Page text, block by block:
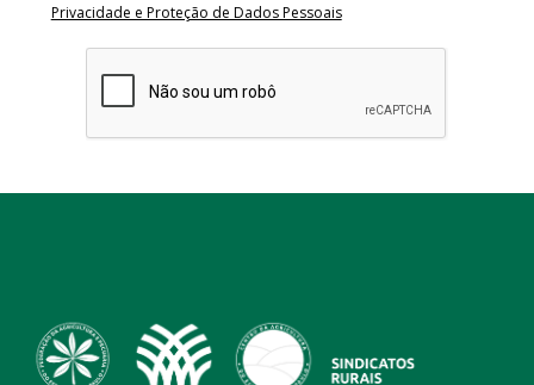
Privacidade e Proteção de Dados Pessoais